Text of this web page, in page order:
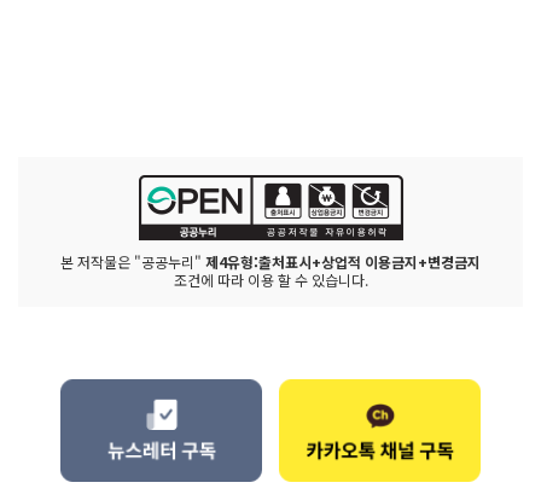
본 저작물은 "공공누리" 제4유형:출처표시+상업적 이용금지+변경금지
조건에 따라 이용 할 수 있습니다.